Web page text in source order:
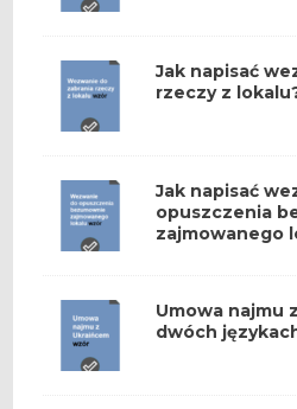
Jak napisać
rzeczy z
Jak napisać
opuszczenia
zajmowanego
Umowa najmu
dwóch